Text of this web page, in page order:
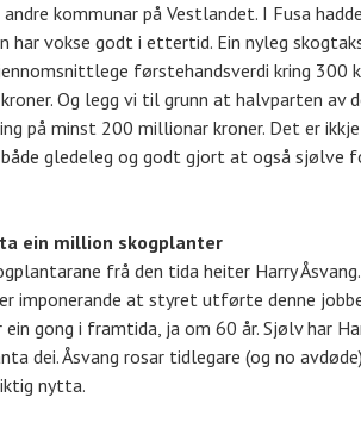
kommunar på Vestlandet. I Fusa
har vokse godt i ettertid. Ein nyleg
førstehandsverdi kring
Og legg vi til grunn at halvparten
på minst 200 millionar kroner. Det er
gledeleg og godt gjort at også sjølve
ein million skogplanter
frå den tida heiter Harry
imponerande at styret utførte denne
ein gong i framtida, ja om 60 år. Sjølv har
dei. Åsvang rosar tidlegare (og no
nytta.